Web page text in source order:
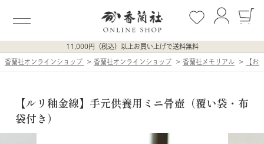
11,000円（税込）以上お買い上げで送料無料
香蘭社オンラインショップ 香蘭社オンラインショップ 香蘭社メモリアル 【お
【ルリ釉金線】手元供養用ミニ骨壺（覆い袋・布
袋付き）